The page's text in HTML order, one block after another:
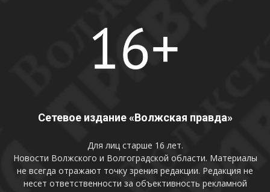
Сетевое издание «Волжская правда»
Для лиц старше 16 лет.
Новости Волжского и Волгоградской области. Материалы
не всегда отражают точку зрения редакции. Редакция не
несет ответственности за объективность рекламной